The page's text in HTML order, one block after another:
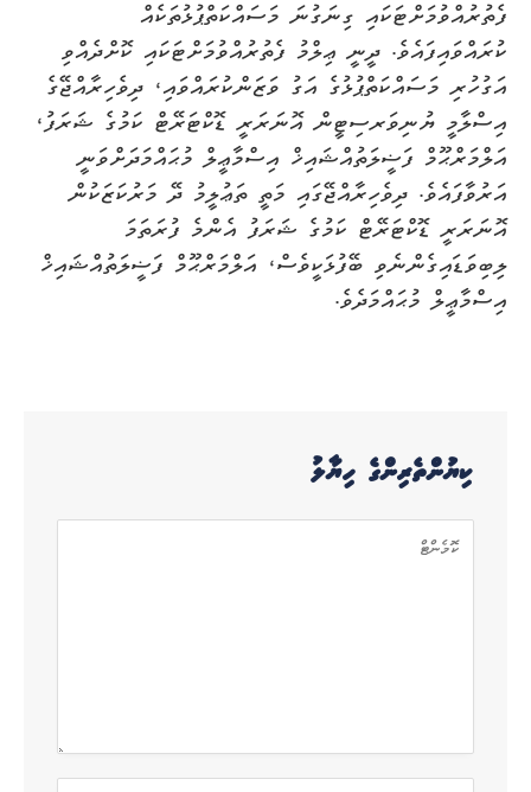
ފެތުރުއްވުމަށްޓަކައި ގިނަގުނަ މަސައްކަތްޕުޅުތަކެއް
ކުރައްވައިފައެވެ. ދީނީ ޢިލްމު ފެތުރުއްވުމަށްޓަކައި ކޮށްދެއްވި
އަގުހުރި މަސައްކަތްޕުޅުގެ އަގު ވަޒަންކުރައްވައި، ދިވެހިރާއްޖޭގެ
އިސްލާމީ ޔުނިވަރސިޓީން އޮނަރަރީ ޑޮކްޓަރޭޓް ކަމުގެ ޝަރަފު،
އަލްމަރްޙޫމް ފަޟީލަތުއްޝައިޚް އިސްމާޢީލް މުޙައްމަދަށްވަނީ
އަރުވާފައެވެ. ދިވެހިރާއްޖޭގައި މަތީ ތަޢުލީމު ދޭ މަރުކަޒަކުން
އޮނަރަރީ ޑޮކްޓަރޭޓް ކަމުގެ ޝަރަފު އެންމެ ފުރަތަމަ
ލިބިވަޑައިގެންނެވި ބޭފުޅަކީވެސް، އަލްމަރްޙޫމް ފަޟީލަތުއްޝައިޚް
އިސްމާޢީލް މުޙައްމަދެވެ.
ކިޔުންތެރިންގެ ހިޔާލު